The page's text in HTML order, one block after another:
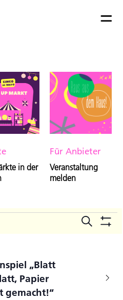
in der
Für Anbieter
Veranstaltung
melden
Suche
„Blatt
Papier
gemacht!“